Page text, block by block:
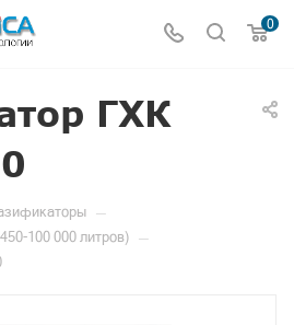
0
ГХК
—
100 000 литров) —